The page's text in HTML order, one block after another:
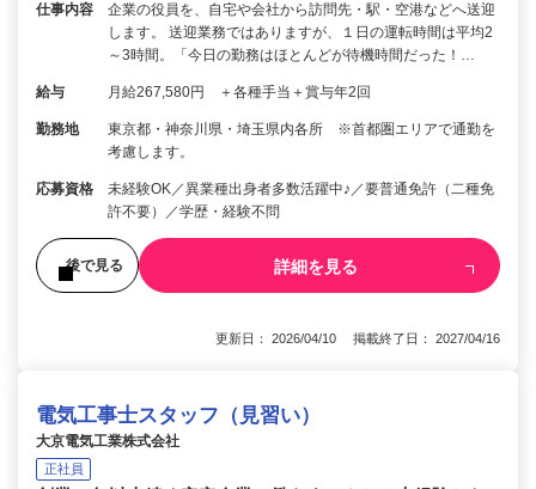
仕事内容
企業の役員を、自宅や会社から訪問先・駅・空港などへ送迎
します。 送迎業務ではありますが、１日の運転時間は平均2
～3時間。「今日の勤務はほとんどが待機時間だった！…
給与 月給267,580円 ＋各種手当＋賞与年2回
勤務地
東京都・神奈川県・埼玉県内各所 ※首都圏エリアで通勤を
考慮します。
応募資格
未経験OK／異業種出身者多数活躍中♪／要普通免許（二種免
許不要）／学歴・経験不問
後で見る 詳細を見る
更新日： 2026/04/10 掲載終了日： 2027/04/16
電気工事士スタッフ（見習い）
大京電気工業株式会社
正社員